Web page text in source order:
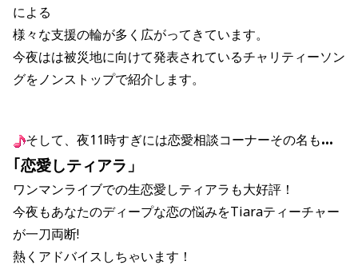
による
様々な支援の輪が多く広がってきています。
今夜はは被災地に向けて発表されているチャリティーソン
グをノンストップで紹介します。
そして、夜11時すぎには恋愛相談コーナーその名も…
｢恋愛しティアラ」
ワンマンライブでの生恋愛しティアラも大好評！
今夜もあなたのディープな恋の悩みをTiaraティーチャー
が一刀両断!
熱くアドバイスしちゃいます！